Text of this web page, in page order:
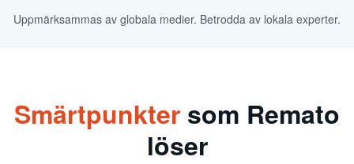
Uppmärksammas av globala medier. Betrodda av lokala experter.
Smärtpunkter som Remato
löser